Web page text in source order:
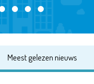
Meest gelezen nieuws